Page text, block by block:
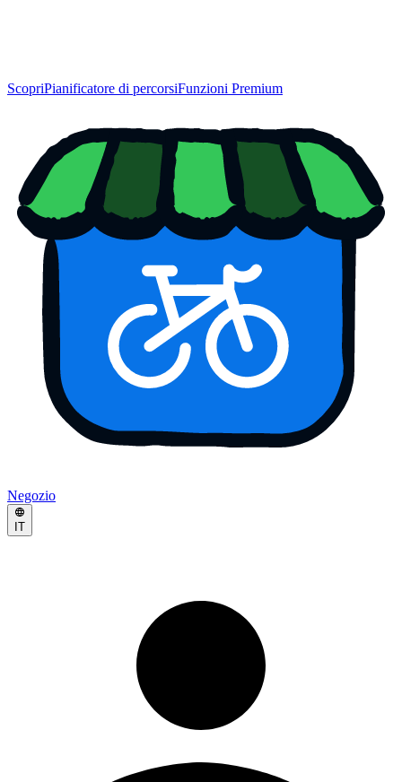
ScopriPianificatore di percorsiFunzioni Premium
Negozio
IT